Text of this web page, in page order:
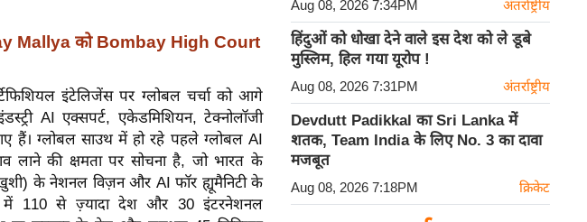
Mallya को Bombay High Court
इंटेलिजेंस पर ग्लोबल चर्चा को आगे
AI एक्सपर्ट, एकेडमिशियन, टेक्नोलॉजी
हैं। ग्लोबल साउथ में हो रहे पहले ग्लोबल AI
की क्षमता पर सोचना है, जो भारत के
के नेशनल विज़न और AI फॉर ह्यूमैनिटी के
में 110 से ज़्यादा देश और 30 इंटरनेशनल
Aug 08, 2026 7:34PM अंतर्राष्ट्रीय
हिंदुओं को धोखा देने वाले इस देश को ले डूबे
मुस्लिम, हिल गया यूरोप !
Aug 08, 2026 7:31PM अंतर्राष्ट्रीय
Devdutt Padikkal का Sri Lanka में
शतक, Team India के लिए No. 3 का दावा
मजबूत
Aug 08, 2026 7:18PM क्रिकेट